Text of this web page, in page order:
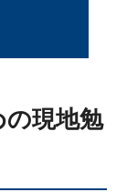
現地勉